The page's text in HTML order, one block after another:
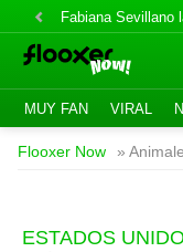
Fabiana Sevillano
MUY FAN VIRAL
Flooxer Now »
ESTADOS